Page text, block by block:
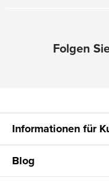
Informationen für
Blog